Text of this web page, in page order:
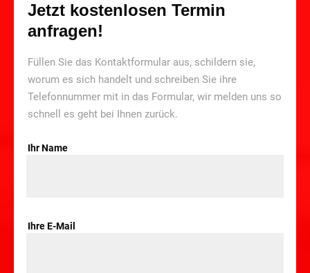
Jetzt kostenlosen Termin
anfragen!
Füllen Sie das Kontaktformular aus, schildern sie,
worum es sich handelt und schreiben Sie ihre
Telefonnummer mit in das Formular, wir melden uns so
schnell es geht bei Ihnen zurück.
Ihr Name
Ihre E-Mail